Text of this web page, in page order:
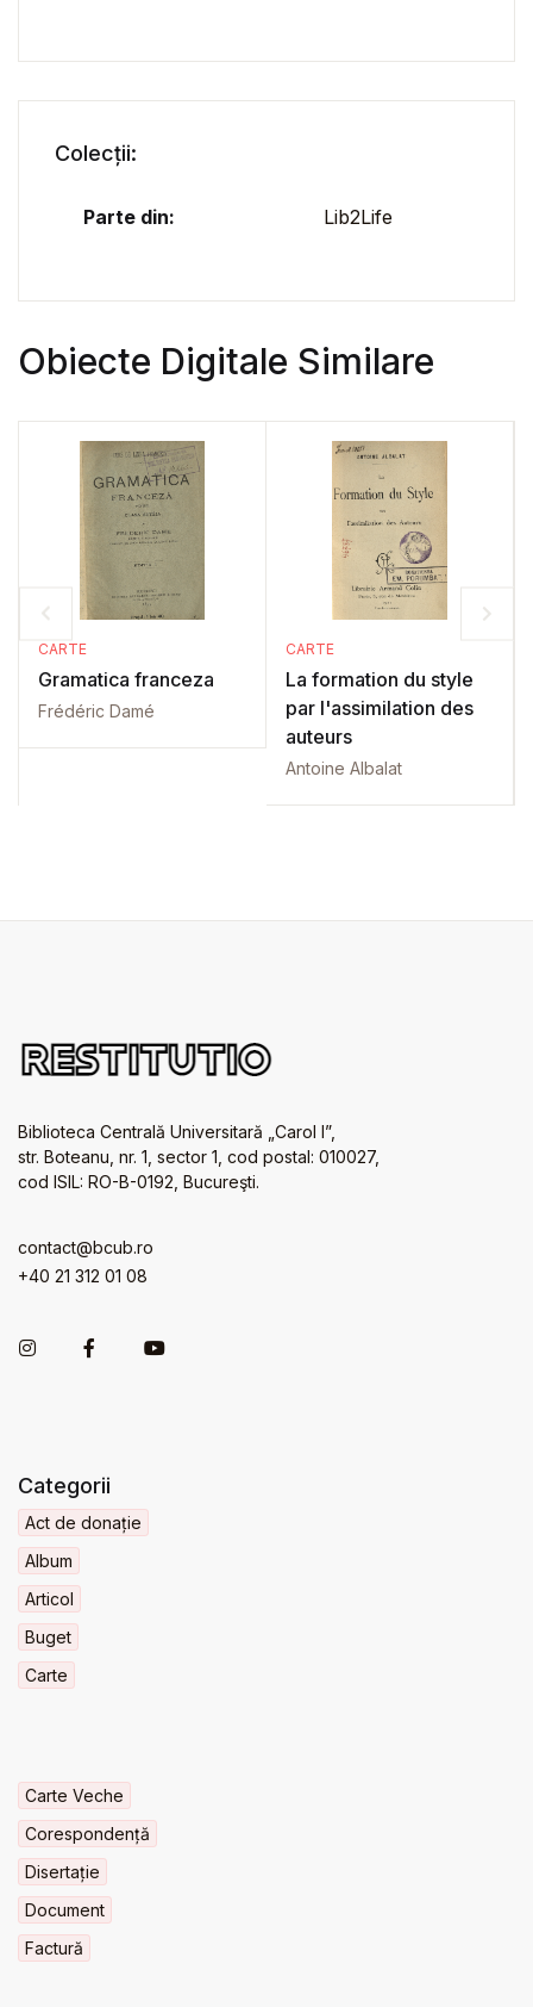
Colecții:
Parte din: Lib2Life
Obiecte Digitale Similare
CARTE
Gramatica franceza
Frédéric Damé
CARTE
La formation du style
par l'assimilation des
auteurs
Antoine Albalat
Biblioteca Centrală Universitară „Carol I”,
str. Boteanu, nr. 1, sector 1, cod postal: 010027,
cod ISIL: RO-B-0192, Bucureşti.
contact@bcub.ro
+40 21 312 01 08
Categorii
Act de donație
Album
Articol
Buget
Carte
Carte Veche
Corespondență
Disertație
Document
Factură